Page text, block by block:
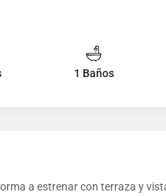
1 Baños
a estrenar con terraza y